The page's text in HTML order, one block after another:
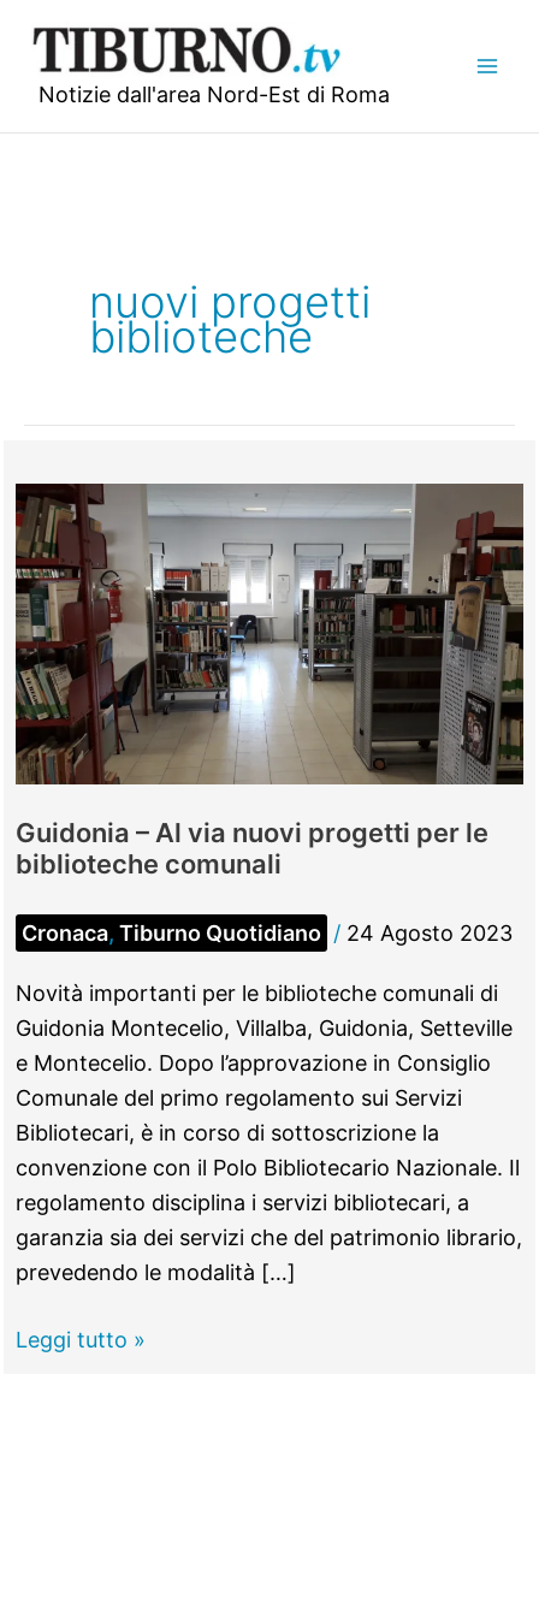
contenuto
Notizie dall'area Nord-Est di Roma
nuovi progetti
biblioteche
Guidonia – Al via nuovi progetti per le
biblioteche comunali
Cronaca, Tiburno Quotidiano / 24 Agosto 2023
Novità importanti per le biblioteche comunali di
Guidonia Montecelio, Villalba, Guidonia, Setteville
e Montecelio. Dopo l’approvazione in Consiglio
Comunale del primo regolamento sui Servizi
Bibliotecari, è in corso di sottoscrizione la
convenzione con il Polo Bibliotecario Nazionale. Il
regolamento disciplina i servizi bibliotecari, a
garanzia sia dei servizi che del patrimonio librario,
prevedendo le modalità […]
Guidonia
Leggi tutto »